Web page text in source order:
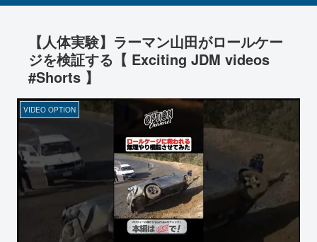
【人体実験】ラーマン山田がロールケー
ジを検証する【 Exciting JDM videos
#Shorts 】
VIDEO OPTION